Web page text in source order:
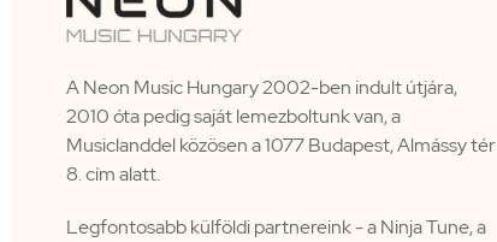
A Neon Music Hungary 2002-ben indult útjára,
2010 óta pedig saját lemezboltunk van, a
Musiclanddel közösen a 1077 Budapest, Almássy tér
8. cím alatt.
Legfontosabb külföldi partnereink - a Ninja Tune, a